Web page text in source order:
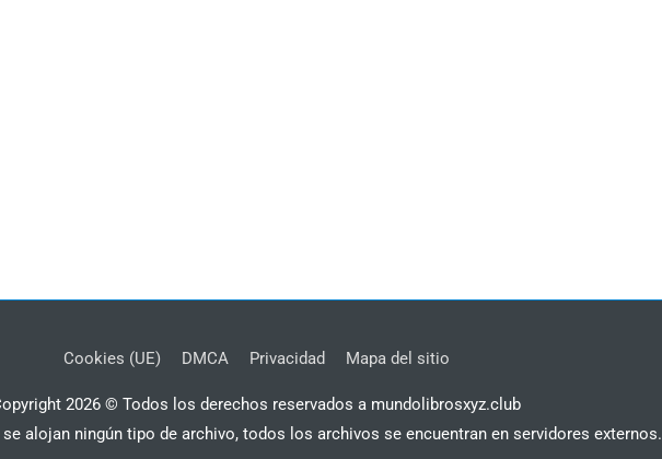
Cookies (UE) DMCA Privacidad Mapa del sitio
2026 © Todos los derechos reservados a mundolibrosxyz.club
alojan ningún tipo de archivo, todos los archivos se encuentran en servidores externos.